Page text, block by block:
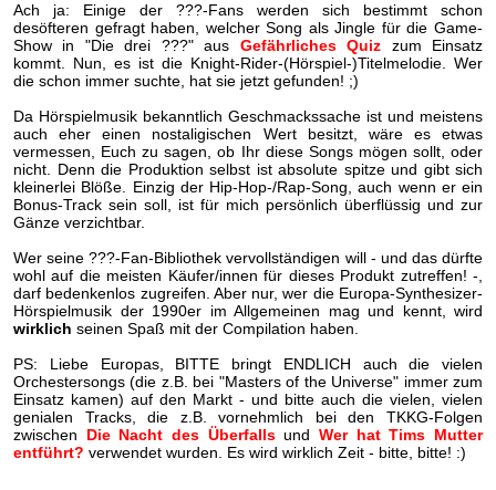
Ach ja: Einige der ???-Fans werden sich bestimmt schon
desöfteren gefragt haben, welcher Song als Jingle für die Game-
Show in "Die drei ???" aus Gefährliches Quiz zum Einsatz
kommt. Nun, es ist die Knight-Rider-(Hörspiel-)Titelmelodie. Wer
die schon immer suchte, hat sie jetzt gefunden! ;)
Da Hörspielmusik bekanntlich Geschmackssache ist und meistens
auch eher einen nostaligischen Wert besitzt, wäre es etwas
vermessen, Euch zu sagen, ob Ihr diese Songs mögen sollt, oder
nicht. Denn die Produktion selbst ist absolute spitze und gibt sich
kleinerlei Blöße. Einzig der Hip-Hop-/Rap-Song, auch wenn er ein
Bonus-Track sein soll, ist für mich persönlich überflüssig und zur
Gänze verzichtbar.
Wer seine ???-Fan-Bibliothek vervollständigen will - und das dürfte
wohl auf die meisten Käufer/innen für dieses Produkt zutreffen! -,
darf bedenkenlos zugreifen. Aber nur, wer die Europa-Synthesizer-
Hörspielmusik der 1990er im Allgemeinen mag und kennt, wird
wirklich seinen Spaß mit der Compilation haben.
PS: Liebe Europas, BITTE bringt ENDLICH auch die vielen
Orchestersongs (die z.B. bei "Masters of the Universe" immer zum
Einsatz kamen) auf den Markt - und bitte auch die vielen, vielen
genialen Tracks, die z.B. vornehmlich bei den TKKG-Folgen
zwischen Die Nacht des ÜberfallsundWer hat Tims Mutter
entführt? verwendet wurden. Es wird wirklich Zeit - bitte, bitte! :)